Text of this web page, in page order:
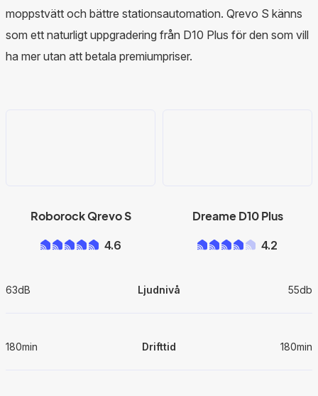
moppstvätt och bättre stationsautomation. Qrevo S känns
som ett naturligt uppgradering från D10 Plus för den som vill
ha mer utan att betala premiumpriser.
Roborock Qrevo S
4.6
Dreame D10 Plus
4.2
63dB Ljudnivå 55db
180min Drifttid 180min